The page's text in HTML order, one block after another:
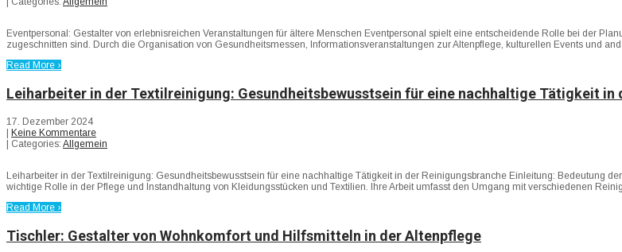
Eventpersonal: Gestalter von erlebnisreichen Veranstaltungen für ältere Menschen Eventpersonal spielt eine entscheidende Rolle bei der
zugeschnitten sind. Durch die Organisation von Gesundheitsmessen, Informationsveranstaltungen zur Altenpflege, kulturellen Events und
Read More ›
Leiharbeiter in der Textilreinigung: Gesundheitsbewusstsein für eine nachhaltige Tätigkeit in
17. Dezember 2024
| Keine Kommentare
| Categories: Allgemein
Leiharbeiter in der Textilreinigung: Gesundheitsbewusstsein für eine nachhaltige Tätigkeit in der Reinigungsbranche Einleitung: Bedeutung
wichtige Rolle in der Pflege und Instandhaltung von Kleidungsstücken und Textilien. Ihre Arbeit umfasst den Umgang mit verschiedenen
Read More ›
Tischler: Gestalter von Wohnkomfort und Hilfsmitteln in der Altenpflege